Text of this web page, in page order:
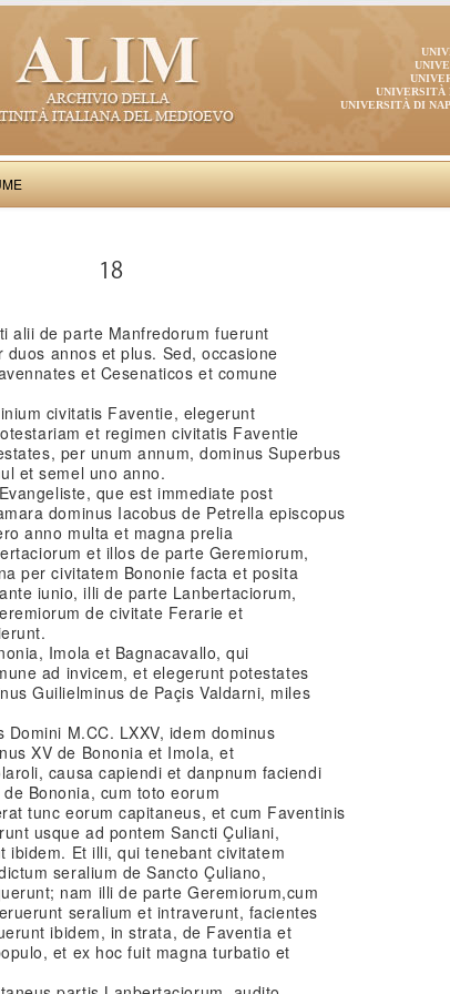
UNIVERSITÀ
UNIVERSITÀ DI
18
alii de parte Manfredorum fuerunt
annos et plus. Sed, occasione
et Cesenaticos et comune
civitatis Faventie, elegerunt
et regimen civitatis Faventie
per unum annum, dominus Superbus
et semel uno anno.
que est immediate post
dominus Iacobus de Petrella episcopus
anno multa et magna prelia
et illos de parte Geremiorum,
per civitatem Bononie facta et posita
iunio, illi de parte Lanbertaciorum,
de civitate Ferarie et
Imola et Bagnacavallo, qui
ad invicem, et elegerunt potestates
Guilielminus de Paçis Valdarni, miles
M.CC. LXXV, idem dominus
XV de Bononia et Imola, et
causa capiendi et danpnum faciendi
Bononia, cum toto eorum
tunc eorum capitaneus, et cum Faventinis
usque ad pontem Sancti Çuliani,
ibidem. Et illi, qui tenebant civitatem
seralium de Sancto Çuliano,
nam illi de parte Geremiorum,cum
seralium et intraverunt, facientes
ibidem, in strata, de Faventia et
et ex hoc fuit magna turbatio et